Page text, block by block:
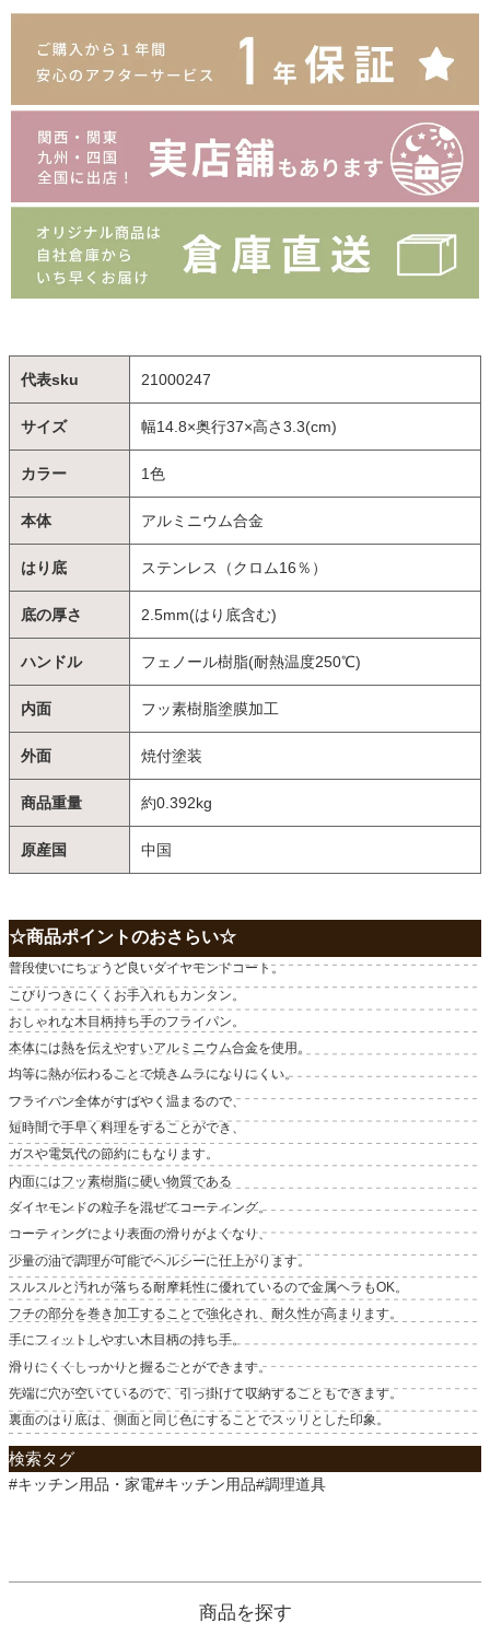
代表sku 21000247
サイズ 幅14.8×奥行37×高さ3.3(cm)
カラー 1色
本体 アルミニウム合金
はり底 ステンレス（クロム16％）
底の厚さ 2.5mm(はり底含む)
ハンドル フェノール樹脂(耐熱温度250℃)
内面 フッ素樹脂塗膜加工
外面 焼付塗装
商品重量 約0.392kg
原産国 中国
☆商品ポイントのおさらい☆
普段使いにちょうど良いダイヤモンドコート。
こびりつきにくくお手入れもカンタン。
おしゃれな木目柄持ち手のフライパン。
本体には熱を伝えやすいアルミニウム合金を使用。
均等に熱が伝わることで焼きムラになりにくい。
フライパン全体がすばやく温まるので、
短時間で手早く料理をすることができ、
ガスや電気代の節約にもなります。
内面にはフッ素樹脂に硬い物質である
ダイヤモンドの粒子を混ぜてコーティング。
コーティングにより表面の滑りがよくなり、
少量の油で調理が可能でヘルシーに仕上がります。
スルスルと汚れが落ちる耐摩耗性に優れているので金属ヘラもOK。
フチの部分を巻き加工することで強化され、耐久性が高まります。
手にフィットしやすい木目柄の持ち手。
滑りにくくしっかりと握ることができます。
先端に穴が空いているので、引っ掛けて収納することもできます。
裏面のはり底は、側面と同じ色にすることでスッリとした印象。
検索タグ
#キッチン用品・家電#キッチン用品#調理道具
商品を探す